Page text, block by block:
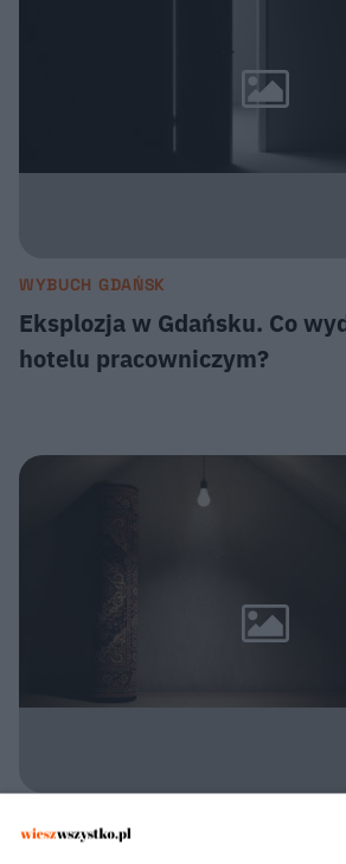
WYBUCH GDAŃSK
Eksplozja w Gdańsku. Co
hotelu pracowniczym?